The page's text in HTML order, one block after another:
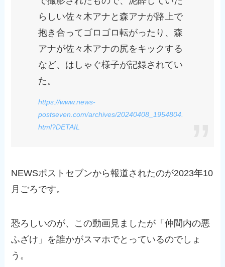
らしい佐々木アナと森アナが路上で
抱き合ってゴロゴロ転がったり、森
アナが佐々木アナの尻をキックする
など、はしゃぐ様子が記録されてい
た。
https://www.news-
postseven.com/archives/20240408_1954804.
html?DETAIL
NEWSポストセブンから報道されたのが2023年10
月ごろです。
恐ろしいのが、この動画見ましたが「仲間内の悪
ふざけ」を誰かがスマホでとっているのでしょ
う。